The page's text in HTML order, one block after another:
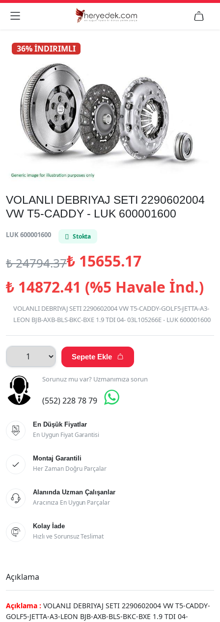
 
36% İNDIRIMLI
VOLANLI DEBRIYAJ SETI 2290602004
VW T5-CADDY - LUK 600001600
LUK 600001600 Stokta
₺24794.37₺15655.17
₺14872.41 (%5 Havale İnd.)
VOLANLI DEBRIYAJ SETI 2290602004 VW T5-CADDY-GOLF5-JETTA-A3-
LEON BJB-AXB-BLS-BKC-BXE 1.9 TDI 04- 03L105266E - LUK 600001600
Sepete Ekle 
Sorunuz mu var? Uzmanımıza sorun
(552) 228 78 79 

En Düşük Fiyatlar
En Uygun Fiyat Garantisi

Montaj Garantili
Her Zaman Doğru Parçalar

Alanında Uzman Çalışanlar
Aracınıza En Uygun Parçalar

Kolay İade
Hızlı ve Sorunsuz Teslimat
Açıklama
Açıklama : VOLANLI DEBRIYAJ SETI 2290602004 VW T5-CADDY-
GOLF5-JETTA-A3-LEON BJB-AXB-BLS-BKC-BXE 1.9 TDI 04-